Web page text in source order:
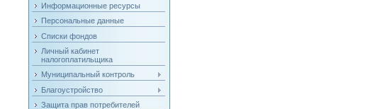
Информационные ресурсы
Персональные данные
Списки фондов
Личный кабинет
налогоплатильщика
Муниципальный контроль
Благоустройство
Защита прав потребителей